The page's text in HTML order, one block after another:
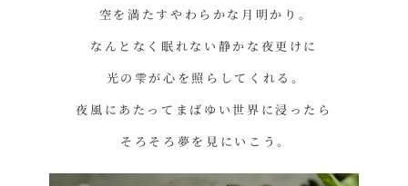
空を満たすやわらかな月明かり。
なんとなく眠れない静かな夜更けに
光の雫が心を照らしてくれる。
夜風にあたってまばゆい世界に浸ったら
そろそろ夢を見にいこう。